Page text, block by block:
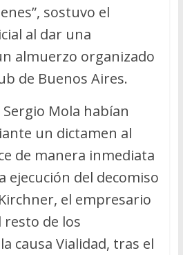
sostuvo el
al dar una
almuerzo organizado
de Buenos Aires.
Mola habían
un dictamen al
de manera inmediata
ejecución del decomiso
el empresario
resto de los
causa Vialidad, tras el